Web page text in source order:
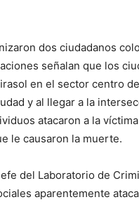
dos ciudadanos
señalan que los
en el sector centro
y al llegar a la
atacaron a la
le causaron la muerte.
del Laboratorio de
aparentemente